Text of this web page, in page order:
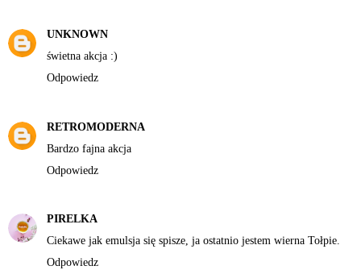
UNKNOWN
świetna akcja :)
Odpowiedz
RETROMODERNA
Bardzo fajna akcja
Odpowiedz
PIRELKA
Ciekawe jak emulsja się spisze, ja ostatnio jestem wierna Tołpie.
Odpowiedz